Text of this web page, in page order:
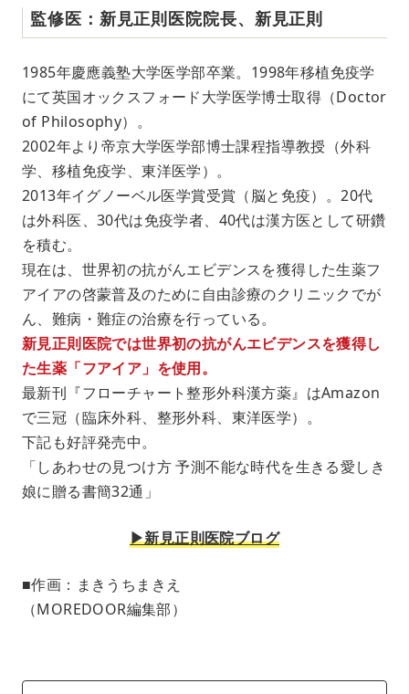
監修医：新見正則医院院長、新見正則
1985年慶應義塾大学医学部卒業。1998年移植免疫学
にて英国オックスフォード大学医学博士取得（Doctor
of Philosophy）。
2002年より帝京大学医学部博士課程指導教授（外科
学、移植免疫学、東洋医学）。
2013年イグノーベル医学賞受賞（脳と免疫）。20代
は外科医、30代は免疫学者、40代は漢方医として研鑽
を積む。
現在は、世界初の抗がんエビデンスを獲得した生薬フ
アイアの啓蒙普及のために自由診療のクリニックでが
ん、難病・難症の治療を行っている。
新見正則医院では世界初の抗がんエビデンスを獲得し
た生薬「フアイア」を使用。
最新刊『フローチャート整形外科漢方薬』はAmazon
で三冠（臨床外科、整形外科、東洋医学）。
下記も好評発売中。
「しあわせの見つけ方 予測不能な時代を生きる愛しき
娘に贈る書簡32通」
▶︎新見正則医院ブログ
■作画：まきうちまきえ
（MOREDOOR編集部）